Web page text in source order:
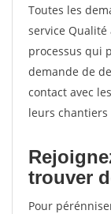
Toutes les
service Qualité
processus qui
demande de
contact avec
leurs chantiers
trouver
Pour